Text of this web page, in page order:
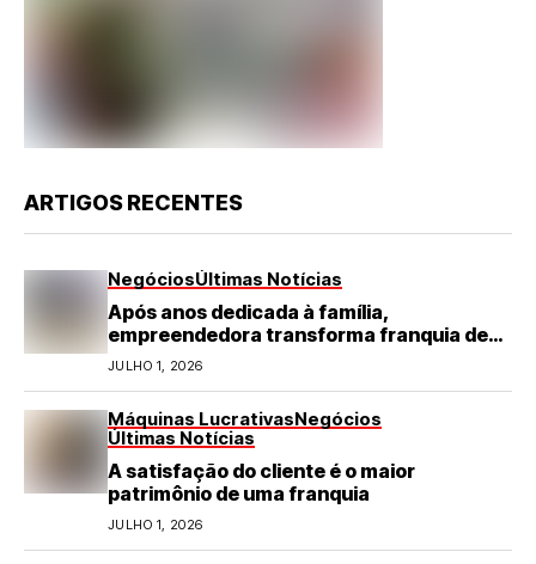
ARTIGOS RECENTES
NegóciosÚltimas Notícias
Após anos dedicada à família,
empreendedora transforma franquia de
turismo em negócio de destaque no RN
JULHO 1, 2026
Máquinas LucrativasNegócios
Últimas Notícias
A satisfação do cliente é o maior
patrimônio de uma franquia
JULHO 1, 2026